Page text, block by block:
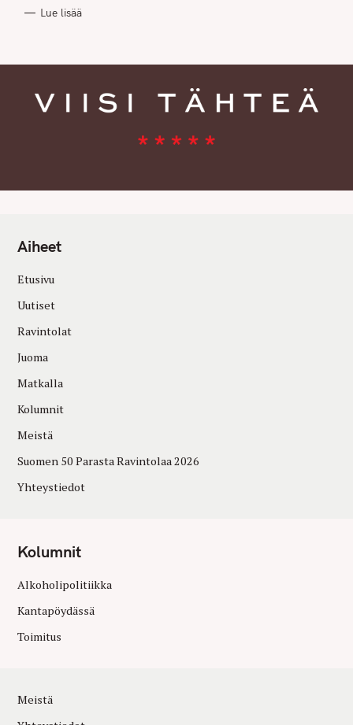
I
Lue lisää
Aiheet
Etusivu
Uutiset
Ravintolat
Juoma
Matkalla
Kolumnit
Meistä
Suomen 50 Parasta Ravintolaa 2026
Yhteystiedot
Kolumnit
Alkoholipolitiikka
Kantapöydässä
Toimitus
Meistä